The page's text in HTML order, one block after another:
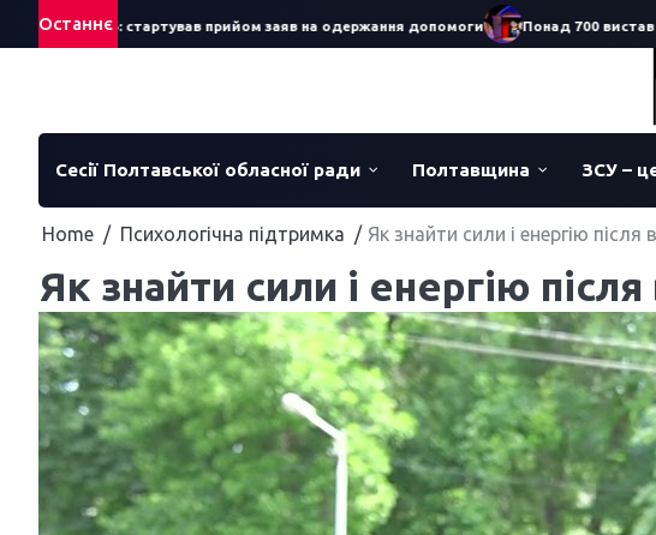
Останнє
– 2026: стартував прийом заяв на одержання допомоги Понад 700 вистав за
Сесії Полтавської обласної ради Полтавщина ЗСУ –
Home Психологічна підтримка Як знайти сили і енергію після
Як знайти сили і енергію